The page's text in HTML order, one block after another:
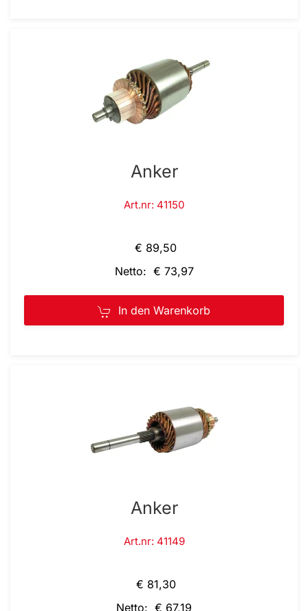
Anker
Art.nr: 41150
€ 89,50
Netto: € 73,97
In den Warenkorb
Anker
Art.nr: 41149
€ 81,30
Netto: € 67,19